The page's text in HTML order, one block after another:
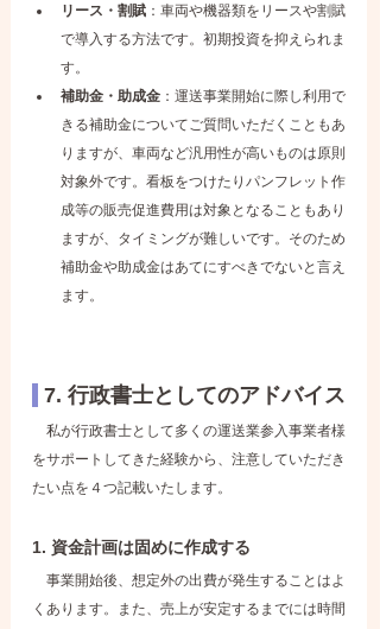
リース・割賦 ：車両や機器類をリースや割賦
で導入する方法です。初期投資を抑えられま
す。
補助金・助成金 ：運送事業開始に際し利用で
きる補助金についてご質問いただくこともあ
りますが、車両など汎用性が高いものは原則
対象外です。看板をつけたりパンフレット作
成等の販売促進費用は対象となることもあり
ますが、タイミングが難しいです。そのため
補助金や助成金はあてにすべきでないと言え
ます。
7. 行政書士としてのアドバイス
私が行政書士として多くの運送業参入事業者様
をサポートしてきた経験から、注意していただき
たい点を４つ記載いたします。
1. 資金計画は固めに作成する
事業開始後、想定外の出費が発生することはよ
くあります。また、売上が安定するまでには時間